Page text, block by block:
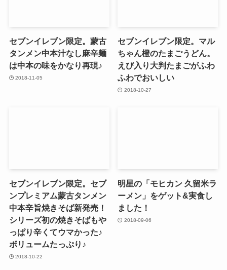
セブンイレブン限定。蒙古
タンメン中本汁なし麻辛麺
は中本の味をかなり再現♪
2018-11-05
セブンイレブン限定。マル
ちゃん橙のたまごうどん。
えび入り大判たまごがふわ
ふわでおいしい
2018-10-27
セブンイレブン限定。セブ
ンプレミアム蒙古タンメン
中本辛旨焼きそば新発売！
シリーズ初の焼きそばもや
っぱり辛くてウマかった♪
ボリュームたっぷり♪
2018-10-22
明星の「モヒカン 久留米ラ
ーメン」をゲット&実食し
ました！
2018-09-06